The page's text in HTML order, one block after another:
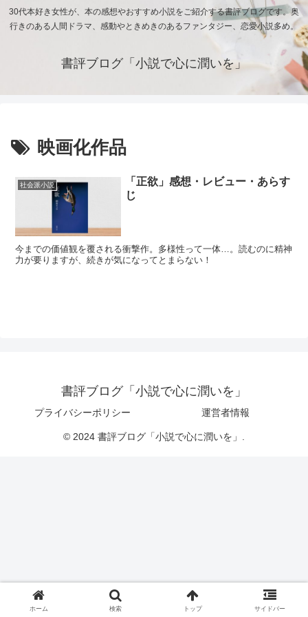
30代本好き女性が、本の感想やおすすめ小説をご紹介する書評ブログです。奥
行きのある人間ドラマ、感動やときめきのあるファンタジー、恋愛小説多め。
書評ブログ「小説で心に潤いを」
映画化作品
社会派小説
「正欲」感想・レビュー・あらす
じ
今までの価値観を覆される衝撃作。多様性って一体…。読むのに精神
力が要りますが、続きが気になってとまらない！
書評ブログ「小説で心に潤いを」
プライバシーポリシー 運営者情報
© 2024 書評ブログ「小説で心に潤いを」.
ホーム 検索 トップ サイドバー